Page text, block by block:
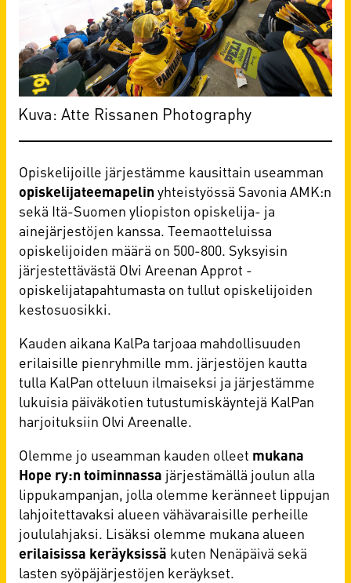
Kuva: Atte Rissanen Photography
Opiskelijoille järjestämme kausittain useamman
opiskelijateemapelinyhteistyössä Savonia AMK:n
sekä Itä-Suomen yliopiston opiskelija- ja
ainejärjestöjen kanssa. Teemaotteluissa
opiskelijoiden määrä on 500-800. Syksyisin
järjestettävästä Olvi Areenan Approt -
opiskelijatapahtumasta on tullut opiskelijoiden
kestosuosikki.
Kauden aikana KalPa tarjoaa mahdollisuuden
erilaisille pienryhmille mm. järjestöjen kautta
tulla KalPan otteluun ilmaiseksi ja järjestämme
lukuisia päiväkotien tutustumiskäyntejä KalPan
harjoituksiin Olvi Areenalle.
Olemme jo useamman kauden olleet mukana
Hope ry:n toiminnassa järjestämällä joulun alla
lippukampanjan, jolla olemme keränneet lippujan
lahjoitettavaksi alueen vähävaraisille perheille
joululahjaksi. Lisäksi olemme mukana alueen
erilaisissa keräyksissä kuten Nenäpäivä sekä
lasten syöpäjärjestöjen keräykset.